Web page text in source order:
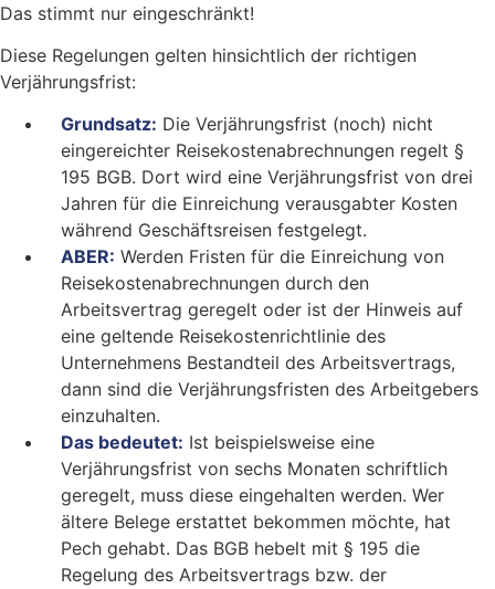
Das stimmt nur eingeschränkt!
Diese Regelungen gelten hinsichtlich der richtigen
Verjährungsfrist:
Grundsatz: Die Verjährungsfrist (noch) nicht
eingereichter Reisekostenabrechnungen regelt §
195 BGB. Dort wird eine Verjährungsfrist von drei
Jahren für die Einreichung verausgabter Kosten
während Geschäftsreisen festgelegt.
ABER: Werden Fristen für die Einreichung von
Reisekostenabrechnungen durch den
Arbeitsvertrag geregelt oder ist der Hinweis auf
eine geltende Reisekostenrichtlinie des
Unternehmens Bestandteil des Arbeitsvertrags,
dann sind die Verjährungsfristen des Arbeitgebers
einzuhalten.
Das bedeutet: Ist beispielsweise eine
Verjährungsfrist von sechs Monaten schriftlich
geregelt, muss diese eingehalten werden. Wer
ältere Belege erstattet bekommen möchte, hat
Pech gehabt. Das BGB hebelt mit § 195 die
Regelung des Arbeitsvertrags bzw. der